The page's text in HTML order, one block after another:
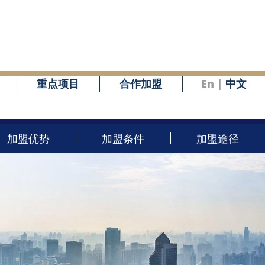
重点项目 合作加盟 En | 中文
加盟优势 加盟条件 加盟途径